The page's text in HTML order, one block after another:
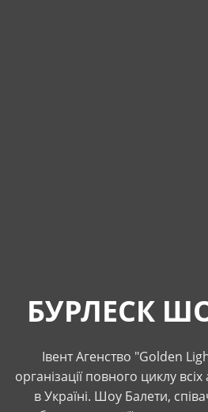
БУРЛЕСК
Івент Агенство "Golden
організації повного циклу
в Україні. Шоу Балети,